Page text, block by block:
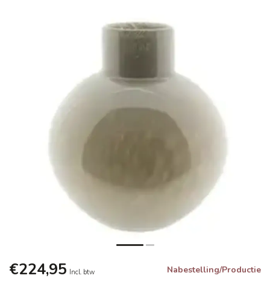
€224,95 Incl. btw Nabestelling/Productie